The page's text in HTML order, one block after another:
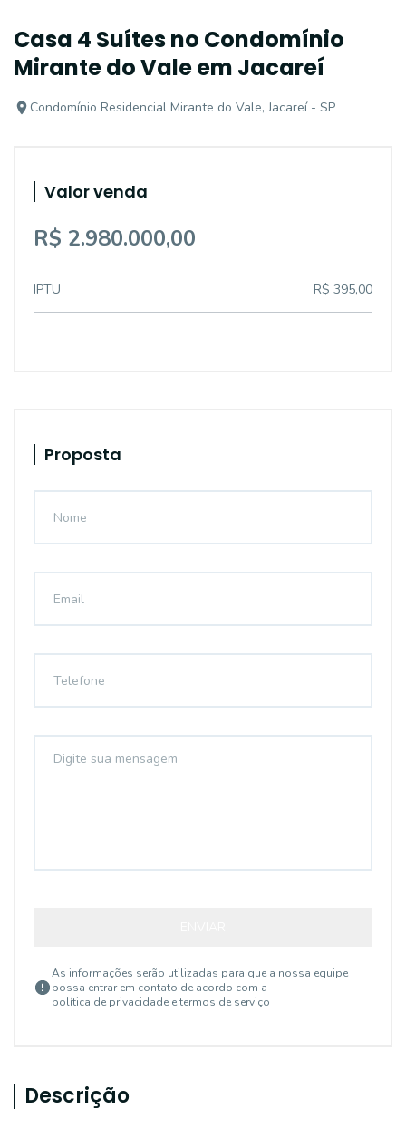
Casa 4 Suítes no Condomínio
Mirante do Vale em Jacareí
Condomínio Residencial Mirante do Vale, Jacareí - SP
Valor venda
R$ 2.980.000,00
IPTU R$ 395,00
Proposta
As informações serão utilizadas para que a nossa equipe
possa entrar em contato de acordo com a
política de privacidade e termos de serviço
Descrição